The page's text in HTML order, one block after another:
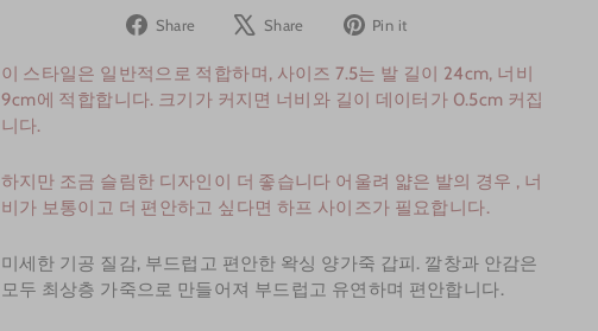
Share
Share
Facebook
Share
Tweet
X
Pin it
Pinterest
이 스타일은 일반적으로 적합하며, 사이즈 7.5는 발 길이 24cm, 너비
9cm에 적합합니다. 크기가 커지면 너비와 길이 데이터가 0.5cm 커집
니다.
하지만 조금 슬림한 디자인이 더 좋습니다 어울려 얇은 발의 경우 , 너
비가 보통이고 더 편안하고 싶다면 하프 사이즈가 필요합니다.
미세한 기공 질감, 부드럽고 편안한 왁싱 양가죽 갑피. 깔창과 안감은
모두 최상층 가죽으로 만들어져 부드럽고 유연하며 편안합니다.